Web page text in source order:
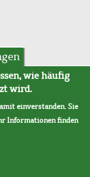
wie häufig
wird.
einverstanden. Sie
Informationen finden